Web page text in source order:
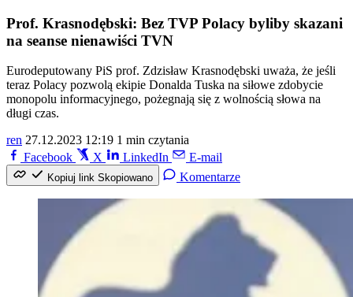
Prof. Krasnodębski: Bez TVP Polacy byliby skazani
na seanse nienawiści TVN
Eurodeputowany PiS prof. Zdzisław Krasnodębski uważa, że jeśli
teraz Polacy pozwolą ekipie Donalda Tuska na siłowe zdobycie
monopolu informacyjnego, pożegnają się z wolnością słowa na
długi czas.
ren 27.12.2023 12:19 1 min czytania
Facebook
X LinkedIn E-mail
Kopiuj link Skopiowano Komentarze